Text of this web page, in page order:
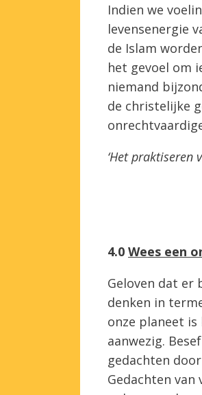
Indien we
levensenergie
de Islam
het gevoel om
niemand
de christelijke
‘Het praktiseren
4.0 Wees een
Geloven dat er
denken in
onze planeet
aanwezig.
gedachten
Gedachten